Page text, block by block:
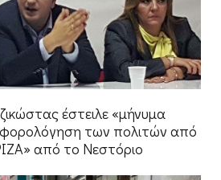
έστειλε «μήνυμα
των πολιτών από
από το Νεστόριο